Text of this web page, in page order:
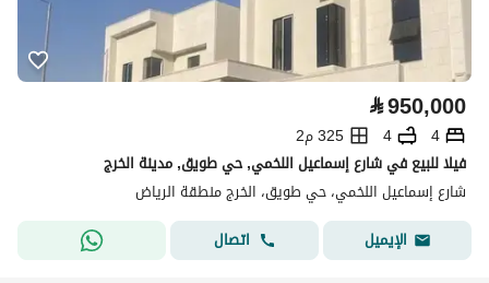
⃁950,000
4
4
325 م2
فيلا للبيع في شارع إسماعيل اللخمي, حي طويق, مدينة الخرج
شارع إسماعيل اللخمي، حي طويق، الخرج منطقة الرياض
الإيميل
اتصال